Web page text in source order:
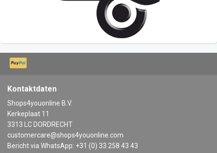
Kontaktdaten
Shops4youonline B.V.
Kerkeplaat 11
3313 LC DORDRECHT
customercare@shops4youonline.com
Bericht via WhatsApp: +31 (0) 33 258 43 43